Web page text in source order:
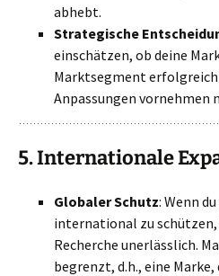
abhebt.
Strategische
einschätzen, ob deine
Marktsegment erfolgreich
Anpassungen vornehmen
5.Internationale
Globaler Schutz: Wenn
international zu schützen,
Recherche unerlässlich.
begrenzt, d.h., eine